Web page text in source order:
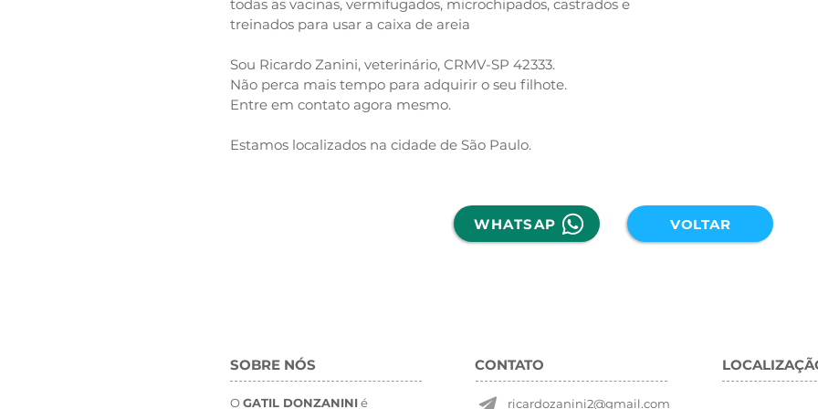
todas as vacinas, vermifugados, microchipados, castrados e
treinados para usar a caixa de areia
Sou Ricardo Zanini, veterinário, CRMV-SP 42333.
Não perca mais tempo para adquirir o seu filhote.
Entre em contato agora mesmo.
Estamos localizados na cidade de São Paulo.
WHATSAP VOLTAR
SOBRE NÓS
OGATIL DONZANINIé
CONTATO
ricardozanini2@gmail.com